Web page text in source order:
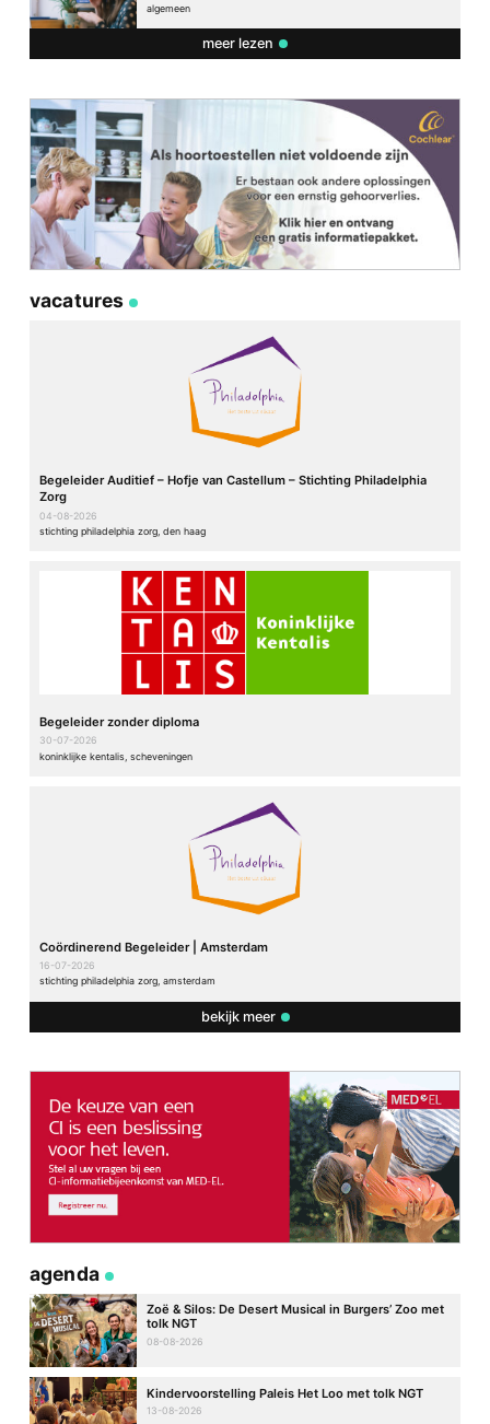
algemeen
meer lezen
vacatures
Begeleider Auditief – Hofje van Castellum – Stichting Philadelphia
Zorg
04-08-2026
stichting philadelphia zorg, den haag
Begeleider zonder diploma
30-07-2026
koninklijke kentalis, scheveningen
Coördinerend Begeleider | Amsterdam
16-07-2026
stichting philadelphia zorg, amsterdam
bekijk meer
agenda
Zoë & Silos: De Desert Musical in Burgers’ Zoo met
tolk NGT
08-08-2026
Kindervoorstelling Paleis Het Loo met tolk NGT
13-08-2026